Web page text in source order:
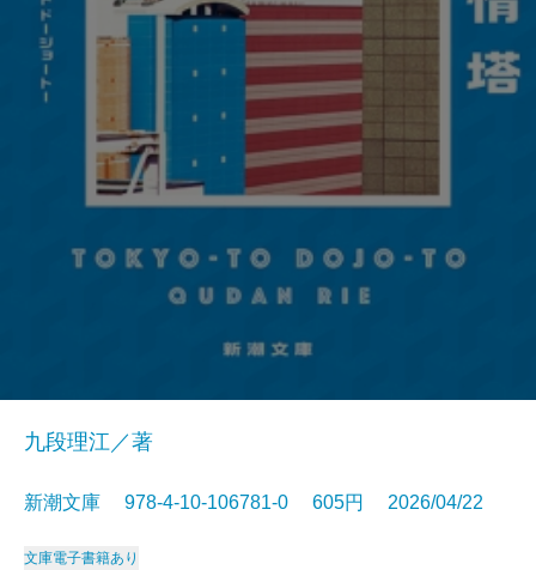
九段理江／著
新潮文庫 978-4-10-106781-0 605円 2026/04/22
文庫電子書籍あり